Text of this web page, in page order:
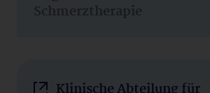
Schmerztherapie